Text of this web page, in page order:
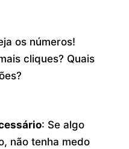
os números!
cliques? Quais
: Se algo
não tenha medo